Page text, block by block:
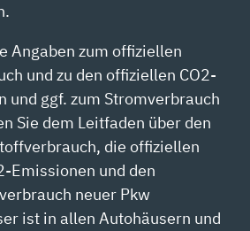
Angaben zum offiziellen
und zu den offiziellen CO2-
und ggf. zum Stromverbrauch
Sie dem Leitfaden über den
die offiziellen
Emissionen und den
neuer Pkw
ist in allen Autohäusern und